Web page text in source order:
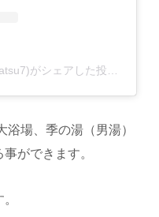
場、季の湯（男湯）
ができます。